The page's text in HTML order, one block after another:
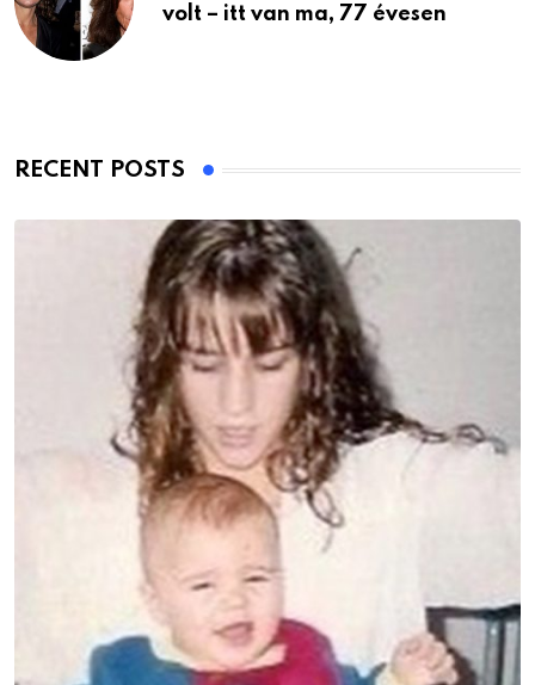
volt – itt van ma, 77 évesen
RECENT POSTS